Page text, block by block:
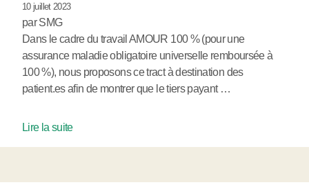
10 juillet 2023
par SMG
Dans le cadre du travail AMOUR 100 % (pour une
assurance maladie obligatoire universelle remboursée à
100 %), nous proposons ce tract à destination des
patient.es afin de montrer que le tiers payant …
Lire la suite